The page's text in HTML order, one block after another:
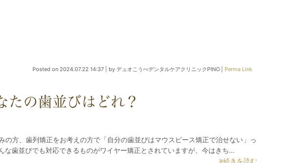
Posted on 2024.07.22 14:37| by デュオこうべデンタルケアクリニックPINO| Perma Link
たの歯並びはどれ？
の方、歯列矯正をお考えの方で「自分の歯並びはマウスピース矯正で治せない」っ
な歯並びでも対応できるものがワイヤー矯正とされていますが、今はきち…
続きを読む